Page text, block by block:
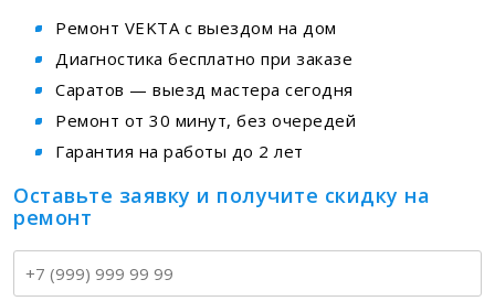
Ремонт VEKTA с выездом на дом
Диагностика бесплатно при заказе
Саратов — выезд мастера сегодня
Ремонт от 30 минут, без очередей
Гарантия на работы до 2 лет
Оставьте заявку и получите скидку на
ремонт